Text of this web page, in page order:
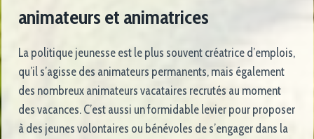
animateurs et animatrices
La politique jeunesse est le plus souvent créatrice d’emplois,
qu’il s’agisse des animateurs permanents, mais également
des nombreux animateurs vacataires recrutés au moment
des vacances. C’est aussi un formidable levier pour proposer
à des jeunes volontaires ou bénévoles de s’engager dans la